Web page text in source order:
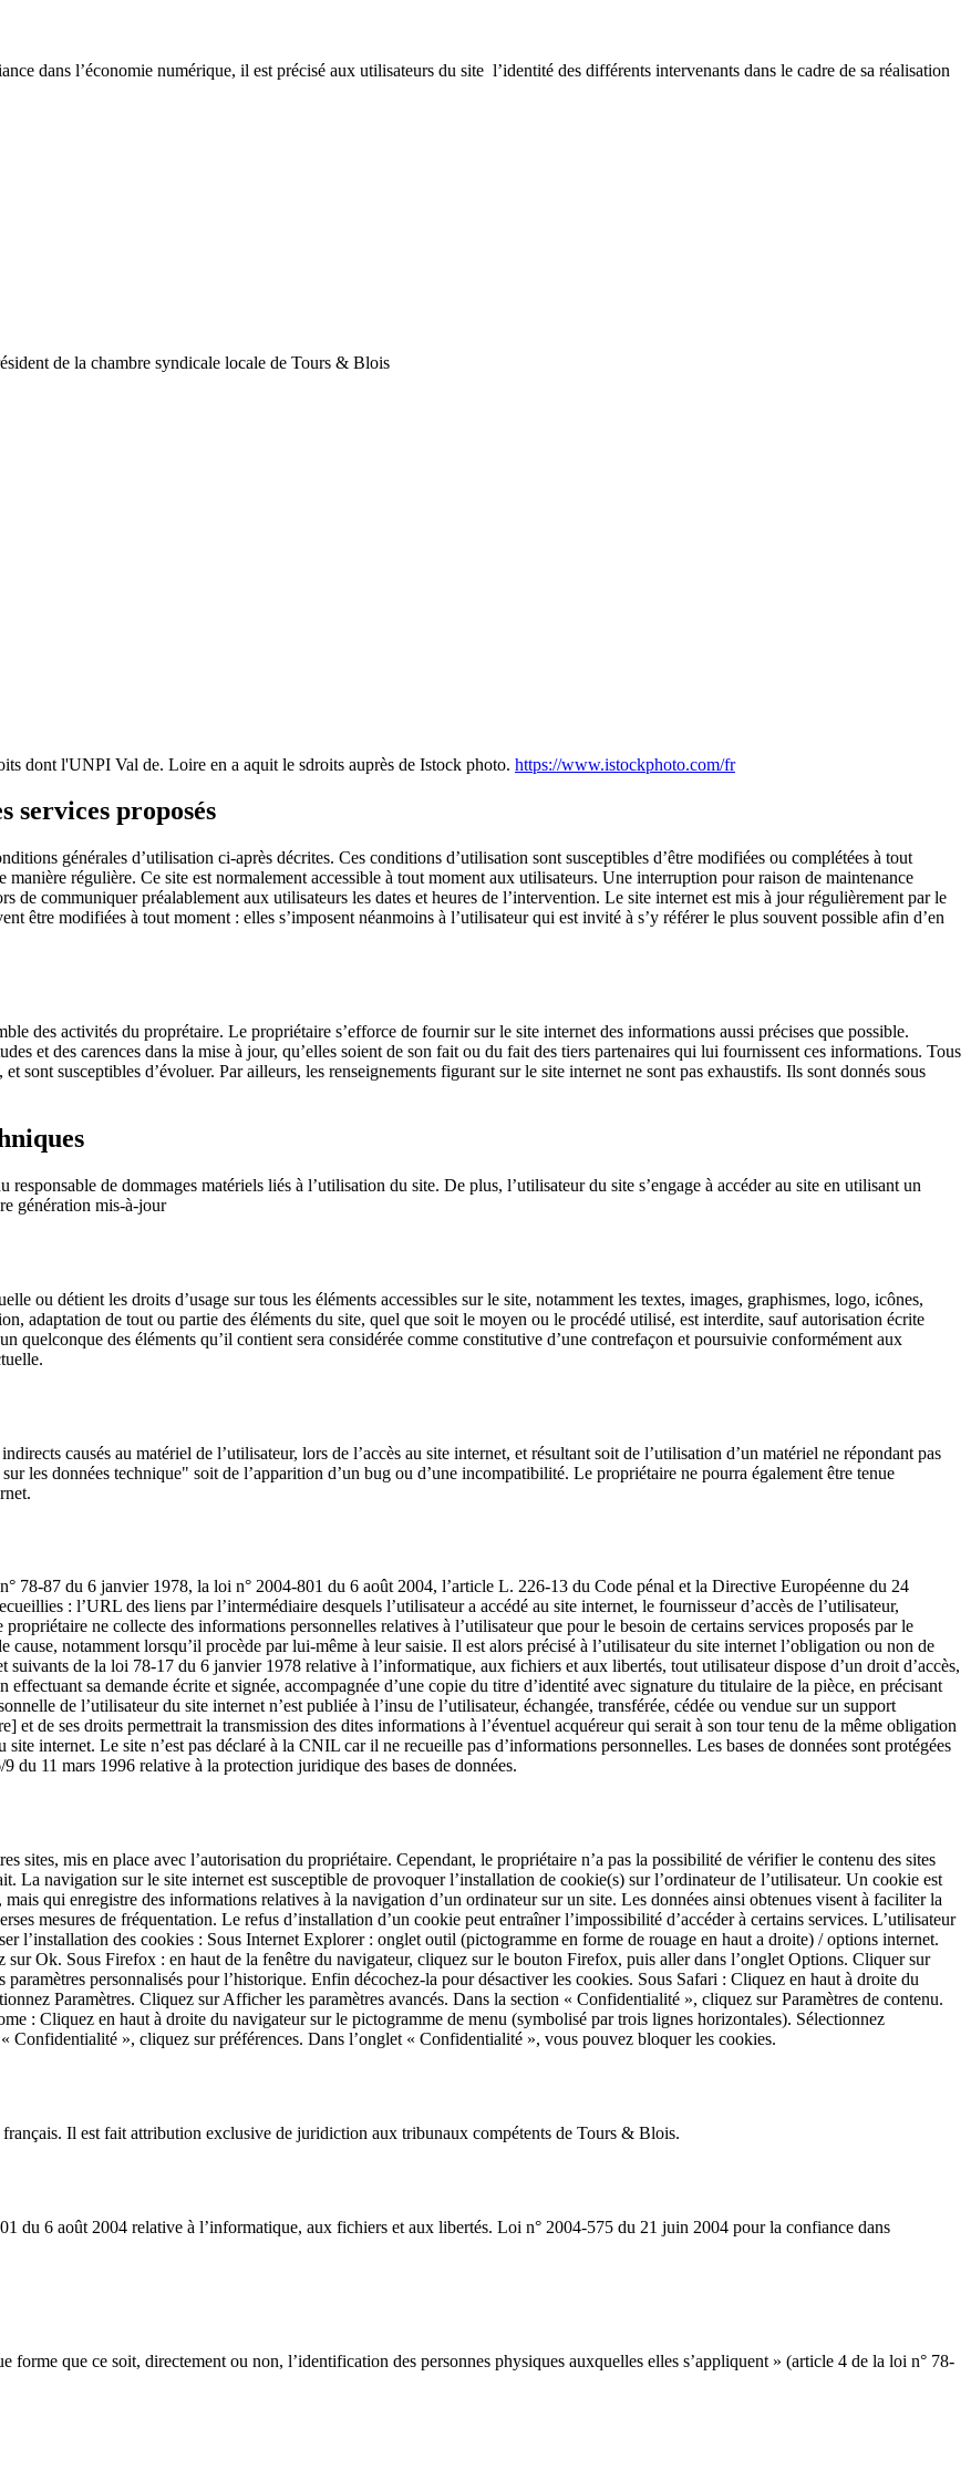
dans l’économie numérique, il est précisé aux utilisateurs du site l’identité des différents intervenants dans le cadre de sa réalisation
de la chambre syndicale locale de Tours & Blois
dont l'UNPI Val de. Loire en a aquit le sdroits auprès de Istock photo. https://www.istockphoto.com/fr
services proposés
générales d’utilisation ci-après décrites. Ces conditions d’utilisation sont susceptibles d’être modifiées ou complétées à tout
régulière. Ce site est normalement accessible à tout moment aux utilisateurs. Une interruption pour raison de maintenance
de communiquer préalablement aux utilisateurs les dates et heures de l’intervention. Le site internet est mis à jour régulièrement par le
être modifiées à tout moment : elles s’imposent néanmoins à l’utilisateur qui est invité à s’y référer le plus souvent possible afin d’en
des activités du proprétaire. Le propriétaire s’efforce de fournir sur le site internet des informations aussi précises que possible.
et des carences dans la mise à jour, qu’elles soient de son fait ou du fait des tiers partenaires qui lui fournissent ces informations. Tous
sont susceptibles d’évoluer. Par ailleurs, les renseignements figurant sur le site internet ne sont pas exhaustifs. Ils sont donnés sous
de dommages matériels liés à l’utilisation du site. De plus, l’utilisateur du site s’engage à accéder au site en utilisant un
génération mis-à-jour
détient les droits d’usage sur tous les éléments accessibles sur le site, notamment les textes, images, graphismes, logo, icônes,
adaptation de tout ou partie des éléments du site, quel que soit le moyen ou le procédé utilisé, est interdite, sauf autorisation écrite
quelconque des éléments qu’il contient sera considérée comme constitutive d’une contrefaçon et poursuivie conformément aux
causés au matériel de l’utilisateur, lors de l’accès au site internet, et résultant soit de l’utilisation d’un matériel ne répondant pas
les données technique" soit de l’apparition d’un bug ou d’une incompatibilité. Le propriétaire ne pourra également être tenue
78-87 du 6 janvier 1978, la loi n° 2004-801 du 6 août 2004, l’article L. 226-13 du Code pénal et la Directive Européenne du 24
: l’URL des liens par l’intermédiaire desquels l’utilisateur a accédé au site internet, le fournisseur d’accès de l’utilisateur,
ne collecte des informations personnelles relatives à l’utilisateur que pour le besoin de certains services proposés par le
notamment lorsqu’il procède par lui-même à leur saisie. Il est alors précisé à l’utilisateur du site internet l’obligation ou non de
de la loi 78-17 du 6 janvier 1978 relative à l’informatique, aux fichiers et aux libertés, tout utilisateur dispose d’un droit d’accès,
sa demande écrite et signée, accompagnée d’une copie du titre d’identité avec signature du titulaire de la pièce, en précisant
de l’utilisateur du site internet n’est publiée à l’insu de l’utilisateur, échangée, transférée, cédée ou vendue sur un support
et de ses droits permettrait la transmission des dites informations à l’éventuel acquéreur qui serait à son tour tenu de la même obligation
internet. Le site n’est pas déclaré à la CNIL car il ne recueille pas d’informations personnelles. Les bases de données sont protégées
11 mars 1996 relative à la protection juridique des bases de données.
sites, mis en place avec l’autorisation du propriétaire. Cependant, le propriétaire n’a pas la possibilité de vérifier le contenu des sites
La navigation sur le site internet est susceptible de provoquer l’installation de cookie(s) sur l’ordinateur de l’utilisateur. Un cookie est
qui enregistre des informations relatives à la navigation d’un ordinateur sur un site. Les données ainsi obtenues visent à faciliter la
mesures de fréquentation. Le refus d’installation d’un cookie peut entraîner l’impossibilité d’accéder à certains services. L’utilisateur
l’installation des cookies : Sous Internet Explorer : onglet outil (pictogramme en forme de rouage en haut a droite) / options internet.
Ok. Sous Firefox : en haut de la fenêtre du navigateur, cliquez sur le bouton Firefox, puis aller dans l’onglet Options. Cliquer sur
personnalisés pour l’historique. Enfin décochez-la pour désactiver les cookies. Sous Safari : Cliquez en haut à droite du
Paramètres. Cliquez sur Afficher les paramètres avancés. Dans la section « Confidentialité », cliquez sur Paramètres de contenu.
: Cliquez en haut à droite du navigateur sur le pictogramme de menu (symbolisé par trois lignes horizontales). Sélectionnez
Confidentialité », cliquez sur préférences. Dans l’onglet « Confidentialité », vous pouvez bloquer les cookies.
Il est fait attribution exclusive de juridiction aux tribunaux compétents de Tours & Blois.
du 6 août 2004 relative à l’informatique, aux fichiers et aux libertés. Loi n° 2004-575 du 21 juin 2004 pour la confiance dans
que ce soit, directement ou non, l’identification des personnes physiques auxquelles elles s’appliquent » (article 4 de la loi n° 78-